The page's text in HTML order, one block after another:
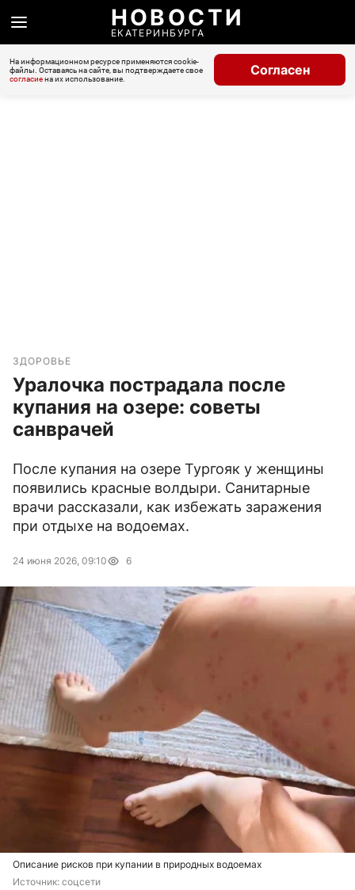
НОВОСТИ
ЕКАТЕРИНБУРГА
На информационном ресурсе применяются cookie-
файлы. Оставаясь на сайте, вы подтверждаете свое
согласиена их использование.
Согласен
ЗДОРОВЬЕ
Уралочка пострадала после
купания на озере: советы
санврачей
После купания на озере Тургояк у женщины
появились красные волдыри. Санитарные
врачи рассказали, как избежать заражения
при отдыхе на водоемах.
24 июня 2026, 09:10 6
Описание рисков при купании в природных водоемах
Источник: соцсети